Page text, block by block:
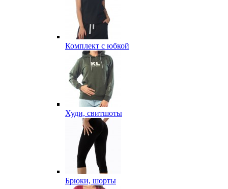
Комплект с юбкой
Худи, свитшоты
Брюки, шорты